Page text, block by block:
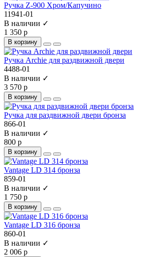
Ручка Z-900 Хром/Капучино
11941-01
В наличии ✓
1 350 р
В корзину
Ручка Archie для раздвижной двери
4488-01
В наличии ✓
3 570 р
В корзину
Ручка для раздвижной двери бронза
866-01
В наличии ✓
800 р
В корзину
Vantage LD 314 бронза
859-01
В наличии ✓
1 750 р
В корзину
Vantage LD 316 бронза
860-01
В наличии ✓
2 006 р